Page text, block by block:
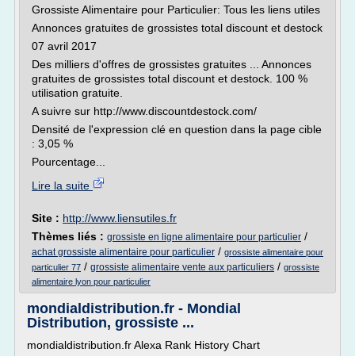
Grossiste Alimentaire pour Particulier: Tous les liens utiles
Annonces gratuites de grossistes total discount et destock
07 avril 2017
Des milliers d'offres de grossistes gratuites ... Annonces
gratuites de grossistes total discount et destock. 100 %
utilisation gratuite.
A suivre sur http://www.discountdestock.com/
Densité de l'expression clé en question dans la page cible
: 3,05 %
Pourcentage...
Lire la suite
Site : http://www.liensutiles.fr
Thèmes liés : grossiste en ligne alimentaire pour particulier /
achat grossiste alimentaire pour particulier / grossiste alimentaire pour
particulier 77 / grossiste alimentaire vente aux particuliers / grossiste
alimentaire lyon pour particulier
mondialdistribution.fr - Mondial
Distribution, grossiste ...
mondialdistribution.fr Alexa Rank History Chart